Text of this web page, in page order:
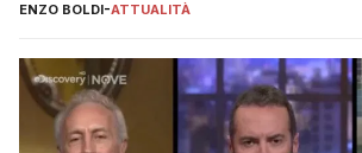
ENZO BOLDI-ATTUALITÀ